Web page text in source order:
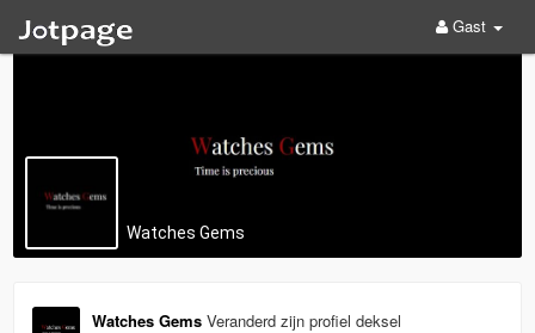
Gast
Watches Gems
Watches Gems Veranderd zijn profiel deksel